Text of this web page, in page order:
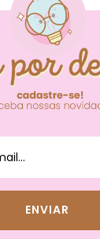
POR